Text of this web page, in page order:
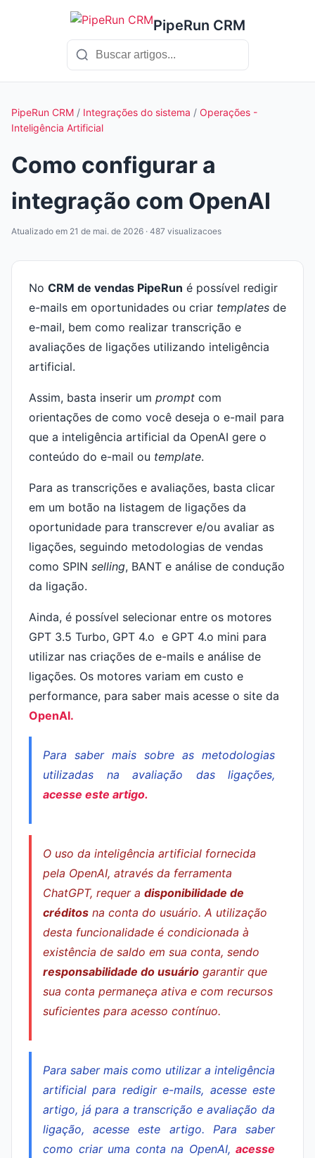
PipeRun CRM
PipeRun CRM / Integrações do sistema / Operações -
Inteligência Artificial
Como configurar a
integração com OpenAI
Atualizado em 21 de mai. de 2026 · 487 visualizacoes
No CRM de vendas PipeRun é possível redigir
e-mails em oportunidades ou criar templates de
e-mail, bem como realizar transcrição e
avaliações de ligações utilizando inteligência
artificial.
Assim, basta inserir um prompt com
orientações de como você deseja o e-mail para
que a inteligência artificial da OpenAI gere o
conteúdo do e-mail ou template.
Para as transcrições e avaliações, basta clicar
em um botão na listagem de ligações da
oportunidade para transcrever e/ou avaliar as
ligações, seguindo metodologias de vendas
como SPIN selling, BANT e análise de condução
da ligação.
Ainda, é possível selecionar entre os motores
GPT 3.5 Turbo, GPT 4.o e GPT 4.o mini para
utilizar nas criações de e-mails e análise de
ligações. Os motores variam em custo e
performance, para saber mais acesse o site da
OpenAI.
Para saber mais sobre as metodologias
utilizadas na avaliação das ligações,
acesse este artigo.
O uso da inteligência artificial fornecida
pela OpenAI, através da ferramenta
ChatGPT, requer a disponibilidade de
créditos na conta do usuário. A utilização
desta funcionalidade é condicionada à
existência de saldo em sua conta, sendo
responsabilidade do usuário garantir que
sua conta permaneça ativa e com recursos
suficientes para acesso contínuo.
Para saber mais como utilizar a inteligência
artificial para redigir e-mails, acesse este
artigo, já para a transcrição e avaliação da
ligação, acesse este artigo. Para saber
como criar uma conta na OpenAI, acesse